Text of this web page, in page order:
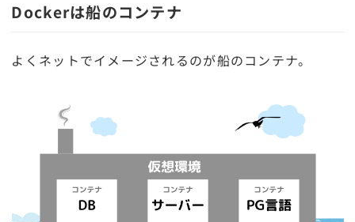
Dockerは船のコンテナ
よくネットでイメージされるのが船のコンテナ。